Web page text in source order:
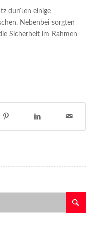
durften einige
Nebenbei sorgten
Sicherheit im Rahmen